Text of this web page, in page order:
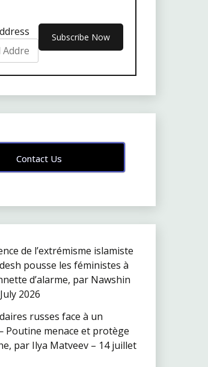
Contact Us
de l’extrémisme islamiste
pousse les féministes à
d’alarme, par Nawshin
2026
russes face à un
Poutine menace et protège
par Ilya Matveev – 14 juillet